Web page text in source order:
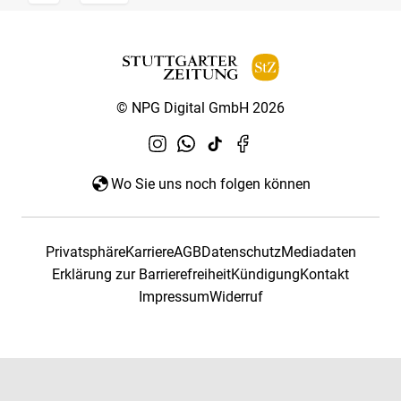
© NPG Digital GmbH 2026
Wo Sie uns noch folgen können
PrivatsphäreKarriereAGBDatenschutzMediadaten
Erklärung zur BarrierefreiheitKündigungKontakt
ImpressumWiderruf